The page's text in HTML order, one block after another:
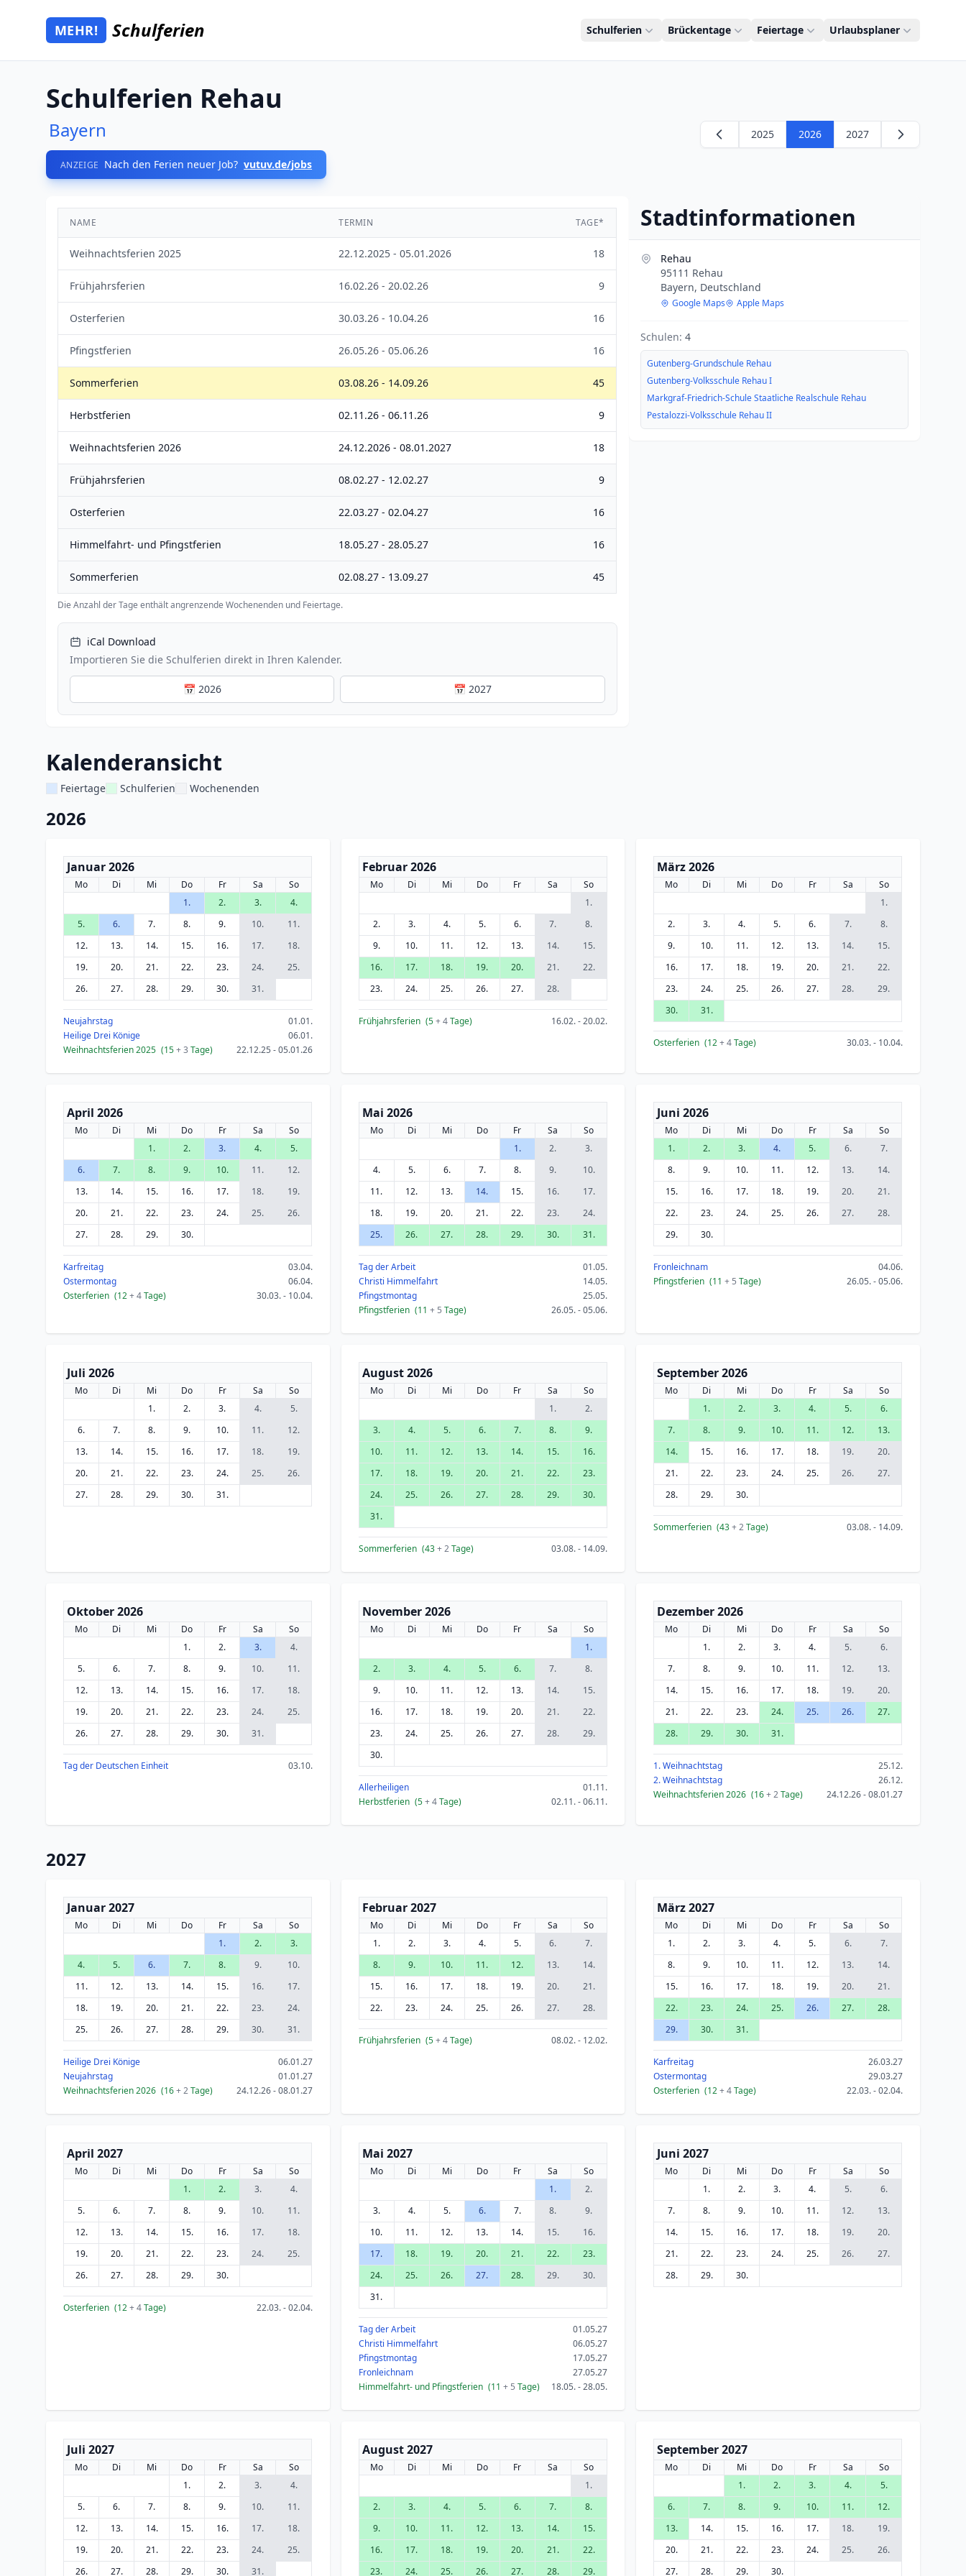
Zum Hauptinhalt springen
Mehr Schulferien
MEHR! Schulferien Schulferien Brückentage Feiertage Urlaubsplaner
Schulferien Rehau
Bayern
ANZEIGE Nach den Ferien neuer Job? vutuv.de/jobs
2025 2026 2027
NAME TERMIN TAGE*
Weihnachtsferien 2025 22.12.2025 - 05.01.2026 18
Frühjahrsferien 16.02.26 - 20.02.26 9
Osterferien 30.03.26 - 10.04.26 16
Pfingstferien 26.05.26 - 05.06.26 16
Sommerferien 03.08.26 - 14.09.26 45
Herbstferien 02.11.26 - 06.11.26 9
Weihnachtsferien 2026 24.12.2026 - 08.01.2027 18
Frühjahrsferien 08.02.27 - 12.02.27 9
Osterferien 22.03.27 - 02.04.27 16
Himmelfahrt- und Pfingstferien 18.05.27 - 28.05.27 16
Sommerferien 02.08.27 - 13.09.27 45
Die Anzahl der Tage enthält angrenzende Wochenenden und Feiertage.
iCal Download
Importieren Sie die Schulferien direkt in Ihren Kalender.
📅 2026 📅 2027
Stadtinformationen
Rehau
95111 Rehau
Bayern, Deutschland
Google Maps Apple Maps
Schulen: 4
Gutenberg-Grundschule Rehau
Gutenberg-Volksschule Rehau I
Markgraf-Friedrich-Schule Staatliche Realschule Rehau
Pestalozzi-Volksschule Rehau II
Kalenderansicht
Feiertage Schulferien Wochenenden
2026
Januar 2026
Mo Di Mi Do Fr Sa
So
1.
2. 3.
4.
5.
6. 7. 8. 9. 10.
11.
12.
13. 14. 15. 16. 17.
18.
19.
20. 21. 22. 23. 24.
25.
26.
27. 28. 29. 30. 31.
Neujahrstag
01.01.
Heilige Drei Könige
06.01.
Weihnachtsferien 2025 (15+ 3 Tage) 22.12.25 - 05.01.26
Februar 2026
Mo Di Mi Do Fr Sa
So
1.
2.
3. 4. 5. 6. 7.
8.
9.
10. 11. 12. 13. 14.
15.
16.
17. 18. 19. 20. 21.
22.
23.
24. 25. 26. 27. 28.
Frühjahrsferien (5+ 4Tage) 16.02. - 20.02.
März 2026
Mo Di Mi Do Fr Sa
So
1.
2.
3. 4. 5. 6. 7.
8.
9.
10. 11. 12. 13. 14.
15.
16.
17. 18. 19. 20. 21.
22.
23.
24. 25. 26. 27. 28.
29.
30.
31.
Osterferien (12+ 4Tage) 30.03. - 10.04.
April 2026
Mo Di Mi Do Fr Sa
So
1.
2. 3. 4.
5.
6.
7. 8. 9. 10. 11.
12.
13.
14. 15. 16. 17. 18.
19.
20.
21. 22. 23. 24. 25.
26.
27.
28. 29. 30.
Karfreitag
03.04.
Ostermontag
06.04.
Osterferien (12+ 4Tage) 30.03. - 10.04.
Mai 2026
Mo Di Mi Do Fr Sa
So
1.
2.
3.
4.
5. 6. 7. 8. 9.
10.
11.
12. 13. 14. 15. 16.
17.
18.
19. 20. 21. 22. 23.
24.
25.
26. 27. 28. 29. 30. 31.
Tag der Arbeit
01.05.
Christi Himmelfahrt
14.05.
Pfingstmontag
25.05.
Pfingstferien (11 + 5 Tage) 26.05. - 05.06.
Juni 2026
Mo Di Mi Do Fr Sa
So
1.
2. 3. 4. 5. 6.
7.
8.
9. 10. 11. 12. 13.
14.
15.
16. 17. 18. 19. 20.
21.
22.
23. 24. 25. 26. 27.
28.
29.
30.
Fronleichnam
04.06.
Pfingstferien (11+ 5 Tage) 26.05. - 05.06.
Juli 2026
Mo Di Mi Do Fr Sa
So
1.
2. 3. 4.
5.
6.
7. 8. 9. 10. 11.
12.
13.
14. 15. 16. 17. 18.
19.
20.
21. 22. 23. 24. 25.
26.
27.
28. 29. 30. 31.
August 2026
Mo Di Mi Do Fr Sa
So
1.
2.
3.
4. 5. 6. 7. 8.
9.
10.
11. 12. 13. 14. 15.
16.
17.
18. 19. 20. 21. 22.
23.
24.
25. 26. 27. 28. 29.
30.
31.
Sommerferien (43+ 2Tage) 03.08. - 14.09.
September 2026
Mo Di Mi Do Fr Sa
So
1.
2. 3. 4. 5.
6.
7.
8. 9. 10. 11. 12.
13.
14.
15. 16. 17. 18. 19.
20.
21.
22. 23. 24. 25. 26.
27.
28.
29. 30.
Sommerferien (43+ 2Tage) 03.08. - 14.09.
Oktober 2026
Mo Di Mi Do Fr Sa
So
1.
2. 3.
4.
5.
6. 7. 8. 9. 10.
11.
12.
13. 14. 15. 16. 17.
18.
19.
20. 21. 22. 23. 24.
25.
26.
27. 28. 29. 30. 31.
Tag der Deutschen Einheit 03.10.
November 2026
Mo Di Mi Do Fr Sa
So
1.
2.
3. 4. 5. 6. 7.
8.
9.
10. 11. 12. 13. 14.
15.
16.
17. 18. 19. 20. 21.
22.
23.
24. 25. 26. 27. 28.
29.
30.
Allerheiligen
01.11.
Herbstferien (5+ 4Tage) 02.11. - 06.11.
Dezember 2026
Mo Di Mi Do Fr Sa
So
1.
2. 3. 4. 5.
6.
7.
8. 9. 10. 11. 12.
13.
14.
15. 16. 17. 18. 19.
20.
21.
22. 23. 24. 25. 26.
27.
28.
29. 30. 31.
1. Weihnachtstag
25.12.
2. Weihnachtstag
26.12.
Weihnachtsferien 2026 (16+ 2Tage) 24.12.26 - 08.01.27
2027
Januar 2027
Mo Di Mi Do Fr Sa
So
1.
2.
3.
4.
5. 6. 7. 8. 9.
10.
11.
12. 13. 14. 15. 16.
17.
18.
19. 20. 21. 22. 23.
24.
25.
26. 27. 28. 29. 30. 31.
Heilige Drei Könige
06.01.27
Neujahrstag
01.01.27
Weihnachtsferien 2026 (16+ 2Tage) 24.12.26 - 08.01.27
Februar 2027
Mo Di Mi Do Fr Sa
So
1.
2. 3. 4. 5. 6.
7.
8.
9. 10. 11. 12. 13.
14.
15.
16. 17. 18. 19. 20.
21.
22.
23. 24. 25. 26. 27. 28.
Frühjahrsferien (5+ 4Tage) 08.02. - 12.02.
März 2027
Mo Di Mi Do Fr Sa
So
1.
2. 3. 4. 5. 6.
7.
8.
9. 10. 11. 12. 13.
14.
15.
16. 17. 18. 19. 20.
21.
22.
23. 24. 25. 26. 27.
28.
29.
30. 31.
Karfreitag
26.03.27
Ostermontag
29.03.27
Osterferien (12+ 4Tage) 22.03. - 02.04.
April 2027
Mo Di Mi Do Fr Sa
So
1.
2. 3.
4.
5.
6. 7. 8. 9. 10.
11.
12.
13. 14. 15. 16. 17.
18.
19.
20. 21. 22. 23. 24.
25.
26.
27. 28. 29. 30.
Osterferien (12+ 4Tage) 22.03. - 02.04.
Mai 2027
Mo Di Mi Do Fr Sa
So
1.
2.
3.
4. 5. 6. 7. 8.
9.
10.
11. 12. 13. 14. 15.
16.
17.
18. 19. 20. 21. 22.
23.
24.
25. 26. 27. 28. 29.
30.
31.
Tag der Arbeit
01.05.27
Christi Himmelfahrt
06.05.27
Pfingstmontag
17.05.27
Fronleichnam
27.05.27
Himmelfahrt- und Pfingstferien (11 + 5 Tage) 18.05. - 28.05.
Juni 2027
Mo Di Mi Do Fr Sa
So
1.
2. 3. 4. 5.
6.
7.
8. 9. 10. 11. 12.
13.
14.
15. 16. 17. 18. 19.
20.
21.
22. 23. 24. 25. 26.
27.
28.
29. 30.
Juli 2027
Mo Di Mi Do Fr Sa
So
1.
2. 3.
4.
5.
6. 7. 8. 9. 10.
11.
12.
13. 14. 15. 16. 17.
18.
19.
20. 21. 22. 23. 24.
25.
26.
27. 28. 29. 30. 31.
August 2027
Mo Di Mi Do Fr Sa
So
1.
2.
3. 4. 5. 6. 7.
8.
9.
10. 11. 12. 13. 14.
15.
16.
17. 18. 19. 20. 21.
22.
23.
24. 25. 26. 27. 28. 29.
September 2027
Mo Di Mi Do Fr Sa
So
1.
2. 3. 4.
5.
6.
7. 8. 9. 10. 11.
12.
13.
14. 15. 16. 17. 18.
19.
20.
21. 22. 23. 24. 25.
26.
27.
28. 29. 30.